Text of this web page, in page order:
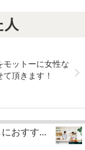
人
モットーに女性な
頂きます！
おすす...